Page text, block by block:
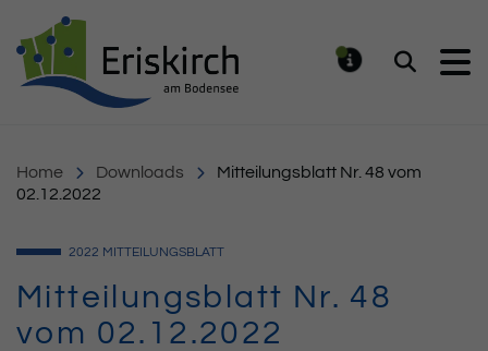
Suchen
Home Downloads
Mitteilungsblatt Nr. 48 vom
02.12.2022
2022 MITTEILUNGSBLATT
Mitteilungsblatt Nr. 48
vom 02.12.2022